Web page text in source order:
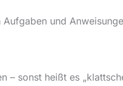
und
sonst heißt es